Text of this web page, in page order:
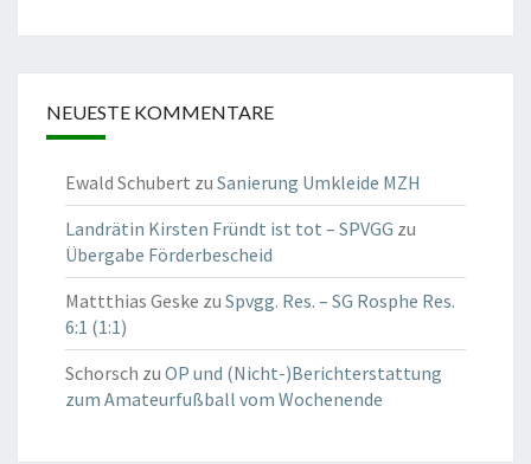
NEUESTE KOMMENTARE
Ewald Schubert zu Sanierung Umkleide MZH
Landrätin Kirsten Fründt ist tot – SPVGG zu
Übergabe Förderbescheid
Mattthias Geske zu Spvgg. Res. – SG Rosphe Res.
6:1 (1:1)
Schorsch zu OP und (Nicht-)Berichterstattung
zum Amateurfußball vom Wochenende